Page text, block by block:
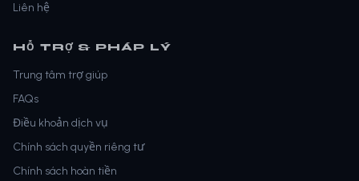
Liên hệ
HỖ TRỢ & PHÁP LÝ
Trung tâm trợ giúp
FAQs
Điều khoản dịch vụ
Chính sách quyền riêng tư
Chính sách hoàn tiền